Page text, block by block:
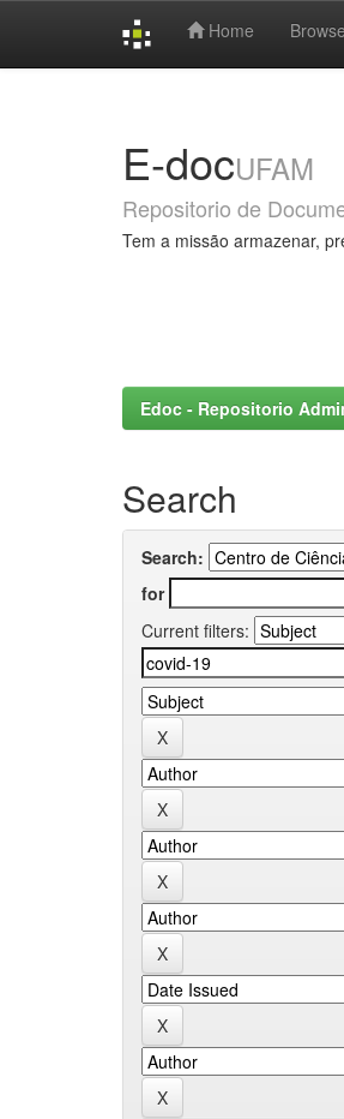
Home Browse
E-docUFAM
Repositorio de
Tem a missão armazenar,
Edoc - Repositorio
Search
Search:
for
Current filters: